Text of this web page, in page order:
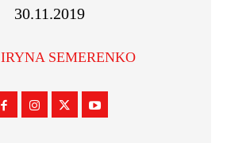
30.11.2019
IRYNA SEMERENKO